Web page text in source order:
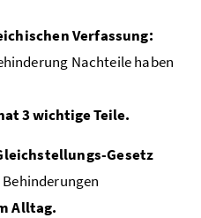
Verfassung:
Nachteile haben
3 wichtige Teile.
Gesetz
Alltag.